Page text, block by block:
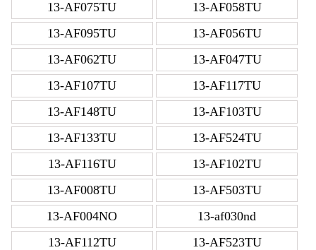
13-AF075TU
13-AF058TU
13-AF095TU
13-AF056TU
13-AF062TU
13-AF047TU
13-AF107TU
13-AF117TU
13-AF148TU
13-AF103TU
13-AF133TU
13-AF524TU
13-AF116TU
13-AF102TU
13-AF008TU
13-AF503TU
13-AF004NO
13-af030nd
13-AF112TU
13-AF523TU